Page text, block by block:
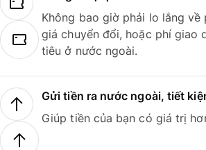
Không bao giờ phải lo lắng về
giá chuyển đổi, hoặc phí giao
tiêu ở nước ngoài.
Gửi tiền ra nước ngoài, tiết
Giúp tiền của bạn có giá trị